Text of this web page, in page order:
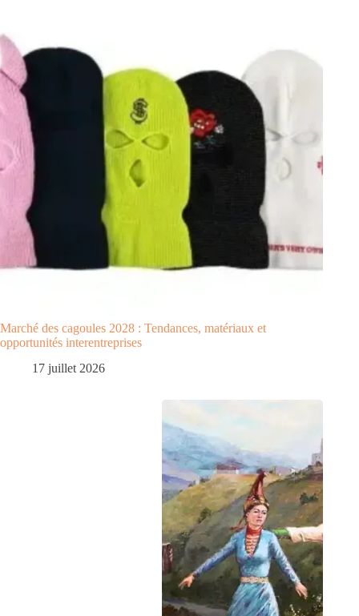
Marché des cagoules 2028 : Tendances, matériaux et
opportunités interentreprises
17 juillet 2026